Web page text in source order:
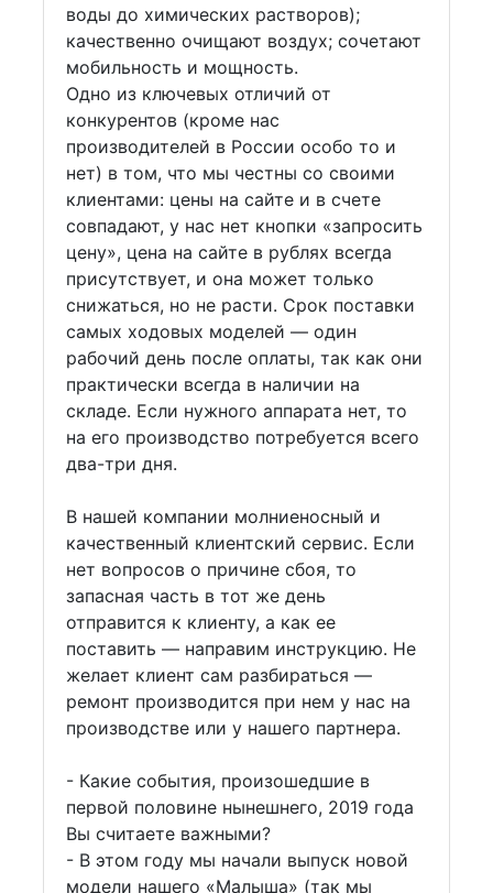
воды до химических растворов);
качественно очищают воздух; сочетают
мобильность и мощность.
Одно из ключевых отличий от
конкурентов (кроме нас
производителей в России особо то и
нет) в том, что мы честны со своими
клиентами: цены на сайте и в счете
совпадают, у нас нет кнопки «запросить
цену», цена на сайте в рублях всегда
присутствует, и она может только
снижаться, но не расти. Срок поставки
самых ходовых моделей — один
рабочий день после оплаты, так как они
практически всегда в наличии на
складе. Если нужного аппарата нет, то
на его производство потребуется всего
два-три дня.
В нашей компании молниеносный и
качественный клиентский сервис. Если
нет вопросов о причине сбоя, то
запасная часть в тот же день
отправится к клиенту, а как ее
поставить — направим инструкцию. Не
желает клиент сам разбираться —
ремонт производится при нем у нас на
производстве или у нашего партнера.
- Какие события, произошедшие в
первой половине нынешнего, 2019 года
Вы считаете важными?
- В этом году мы начали выпуск новой
модели нашего «Малыша» (так мы